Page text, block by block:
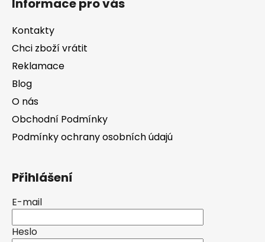
Informace pro vás
Kontakty
Chci zboží vrátit
Reklamace
Blog
O nás
Obchodní Podmínky
Podmínky ochrany osobních údajú
Přihlášení
E-mail
Heslo